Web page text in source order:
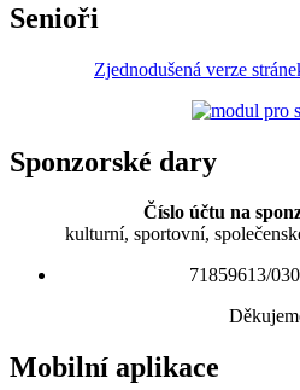
Senioři
Zjednodušená verze
Sponzorské dary
Číslo účtu na
kulturní, sportovní,
71859613/
Mobilní aplikace